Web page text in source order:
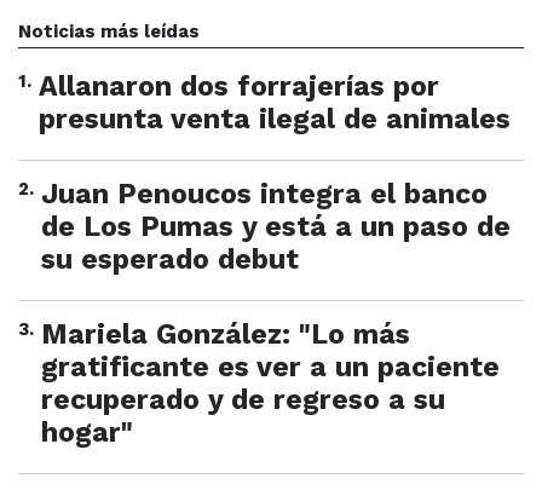
Noticias más leídas
1. Allanaron dos forrajerías por
presunta venta ilegal de animales
2. Juan Penoucos integra el banco
de Los Pumas y está a un paso de
su esperado debut
3. Mariela González: "Lo más
gratificante es ver a un paciente
recuperado y de regreso a su
hogar"